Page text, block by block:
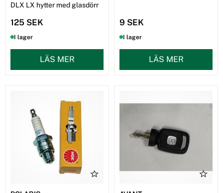
DLX LX hytter med glasdörr
125 SEK
I lager
LÄS MER
9 SEK
I lager
LÄS MER